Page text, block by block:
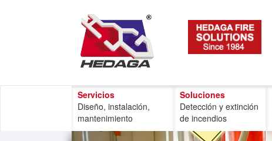
Servicios
Diseño, instalación,
mantenimiento
Soluciones
Detección y extinción
de incendios